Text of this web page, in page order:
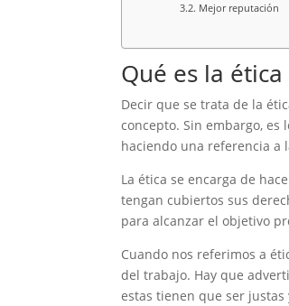
Mejor reputación
Qué es la
Decir que se trata de la
concepto. Sin embargo, es
haciendo una referencia a
La ética se encarga de
tengan cubiertos sus
para alcanzar el objetivo
Cuando nos referimos a
del trabajo. Hay que
estas tienen que ser